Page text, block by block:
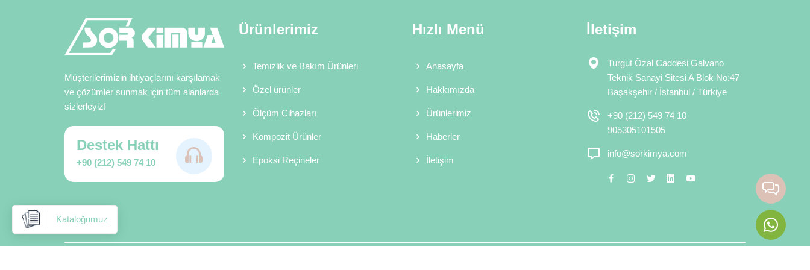
Müşterilerimizin ihtiyaçlarını karşılamak
ve çözümler sunmak için tüm alanlarda
sizlerleyiz!
Destek Hattı
+90 (212) 549 74 10
Ürünlerimiz
Temizlik ve Bakım Ürünleri
Özel ürünler
Ölçüm Cihazları
Kompozit Ürünler
Epoksi Reçineler
Hızlı Menü
Anasayfa
Hakkımızda
Ürünlerimiz
Haberler
İletişim
İletişim
Turgut Özal Caddesi Galvano
Teknik Sanayi Sitesi A Blok No:47
Başakşehir / İstanbul / Türkiye
+90 (212) 549 74 10
905305101505
info@sorkimya.com
Kataloğumuz